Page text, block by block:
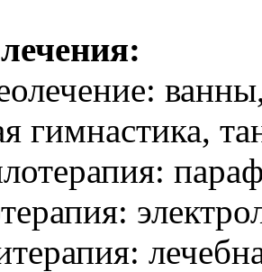
гимнастика,